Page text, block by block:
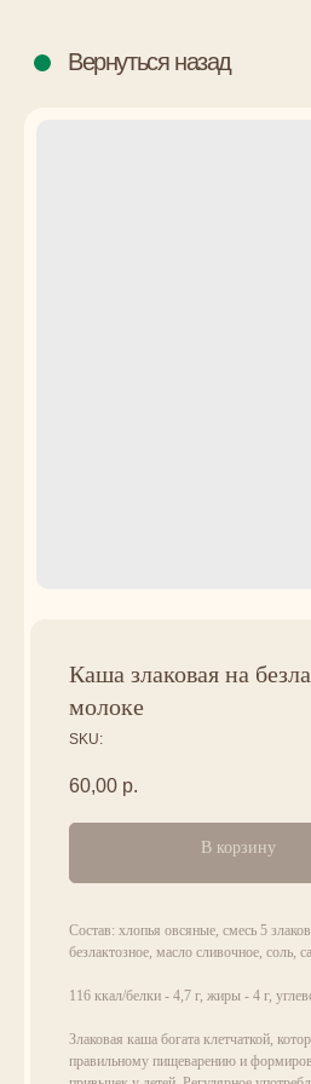
Каша злаковая на
молоке
SKU:
60,00 р.
В корзину
Состав: хлопья овсяные, смесь 5
безлактозное, масло сливочное, соль,
116 ккал/белки - 4,7 г, жиры - 4 г,
Злаковая каша богата клетчаткой,
правильному пищеварению и